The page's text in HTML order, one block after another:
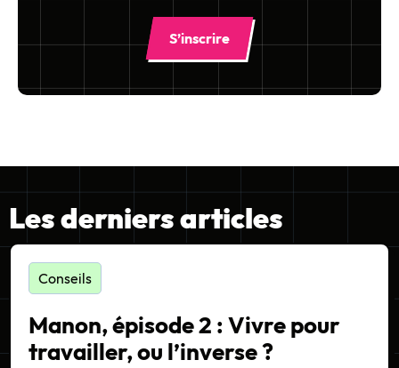
S’inscrire
Les derniers articles
Conseils
Manon, épisode 2 : Vivre pour
travailler, ou l’inverse ?